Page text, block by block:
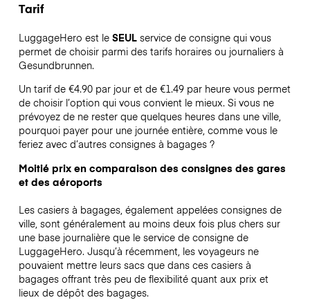
Tarif
LuggageHero est le SEULservice de consigne qui vous
permet de choisir parmi des tarifs horaires ou journaliers à
Gesundbrunnen.
Un tarif de €4.90 par jour et de €1.49 par heure vous permet
de choisir l’option qui vous convient le mieux. Si vous ne
prévoyez de ne rester que quelques heures dans une ville,
pourquoi payer pour une journée entière, comme vous le
feriez avec d’autres consignes à bagages ?
Moitié prix en comparaison des consignes des gares
et des aéroports
Les casiers à bagages, également appelées consignes de
ville, sont généralement au moins deux fois plus chers sur
une base journalière que le service de consigne de
LuggageHero. Jusqu’à récemment, les voyageurs ne
pouvaient mettre leurs sacs que dans ces casiers à
bagages offrant très peu de flexibilité quant aux prix et
lieux de dépôt des bagages.